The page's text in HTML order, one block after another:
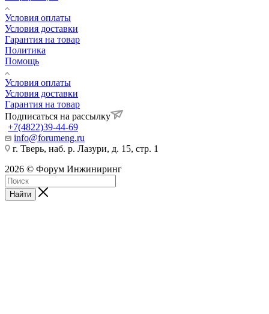
Условия оплаты
Условия доставки
Гарантия на товар
Политика
Помощь
Условия оплаты
Условия доставки
Гарантия на товар
Подписаться на рассылку
+7(4822)39-44-69
info@forumeng.ru
г. Тверь, наб. р. Лазури, д. 15, стр. 1
2026 © Форум Инжиниринг
Найти